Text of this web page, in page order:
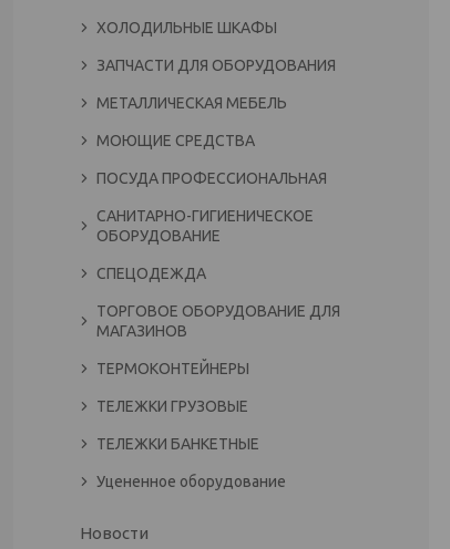
ХОЛОДИЛЬНЫЕ ШКАФЫ
ЗАПЧАСТИ ДЛЯ ОБОРУДОВАНИЯ
МЕТАЛЛИЧЕСКАЯ МЕБЕЛЬ
МОЮЩИЕ СРЕДСТВА
ПОСУДА ПРОФЕССИОНАЛЬНАЯ
САНИТАРНО-ГИГИЕНИЧЕСКОЕ
ОБОРУДОВАНИЕ
СПЕЦОДЕЖДА
ТОРГОВОЕ ОБОРУДОВАНИЕ ДЛЯ
МАГАЗИНОВ
ТЕРМОКОНТЕЙНЕРЫ
ТЕЛЕЖКИ ГРУЗОВЫЕ
ТЕЛЕЖКИ БАНКЕТНЫЕ
Уцененное оборудование
Новости